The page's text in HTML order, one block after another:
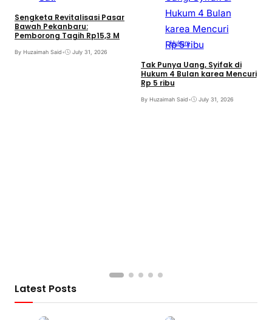
Sengketa Revitalisasi Pasar
Bawah Pekanbaru:
Pemborong Tagih Rp15,3 M
By Huzaimah Said• July 31, 2026
Hukum
Tak Punya Uang, Syifak di
Hukum 4 Bulan karea Mencuri
Rp 5 ribu
By Huzaimah Said• July 31, 2026
Latest Posts